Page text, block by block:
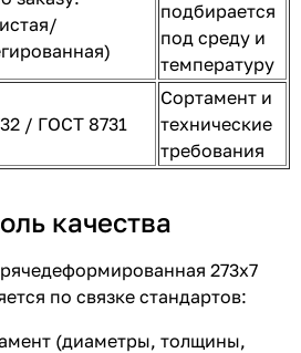
подбирается
под среду и
температуру
/ ГОСТ 8731
Сортамент и
технические
требования
качества
273х7
по связке стандартов:
(диаметры, толщины,